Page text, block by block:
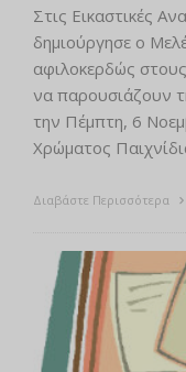
Στις Εικαστικές
δημιούργησε ο
αφιλοκερδώς
να παρουσιάζουν
την Πέμπτη, 6
Χρώματος
Διαβάστε Περισσότερα